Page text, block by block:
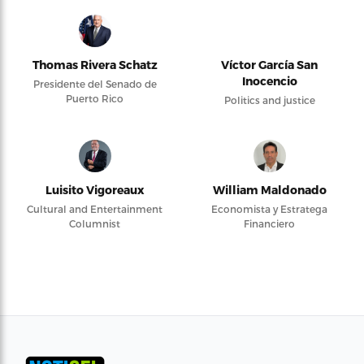
Thomas Rivera Schatz
Presidente del Senado de
Puerto Rico
Víctor García San
Inocencio
Politics and justice
Luisito Vigoreaux
Cultural and Entertainment
Columnist
William Maldonado
Economista y Estratega
Financiero